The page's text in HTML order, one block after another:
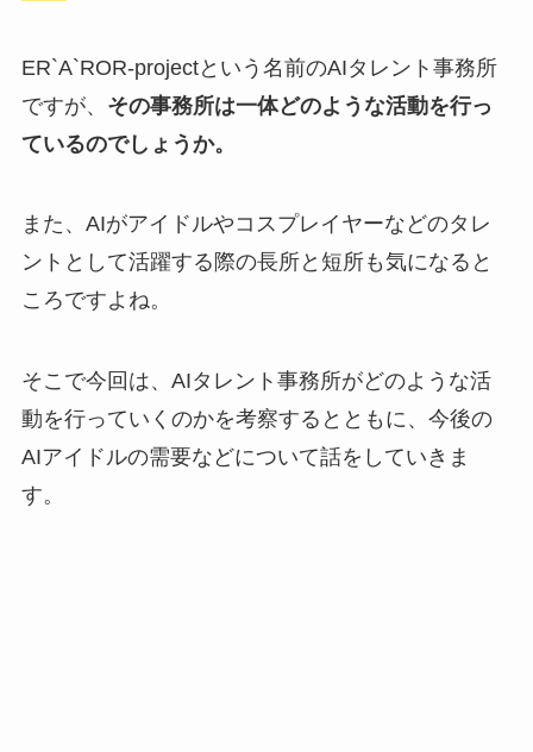
ER`A`ROR-projectという名前のAIタレント事務所
ですが、 その事務所は一体どのような活動を行っ
ているのでしょうか。
また、AIがアイドルやコスプレイヤーなどのタレ
ントとして活躍する際の長所と短所も気になると
ころですよね。
そこで今回は、AIタレント事務所がどのような活
動を行っていくのかを考察するとともに、今後の
AIアイドルの需要などについて話をしていきま
す。